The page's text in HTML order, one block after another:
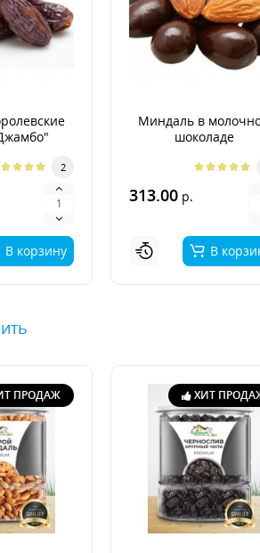
2
В корзину
Миндаль в
шоколаде
313.00 р.
В
ПРОДАЖ ХИТ